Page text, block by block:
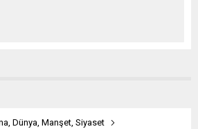
, Dünya, Manşet, Siyaset